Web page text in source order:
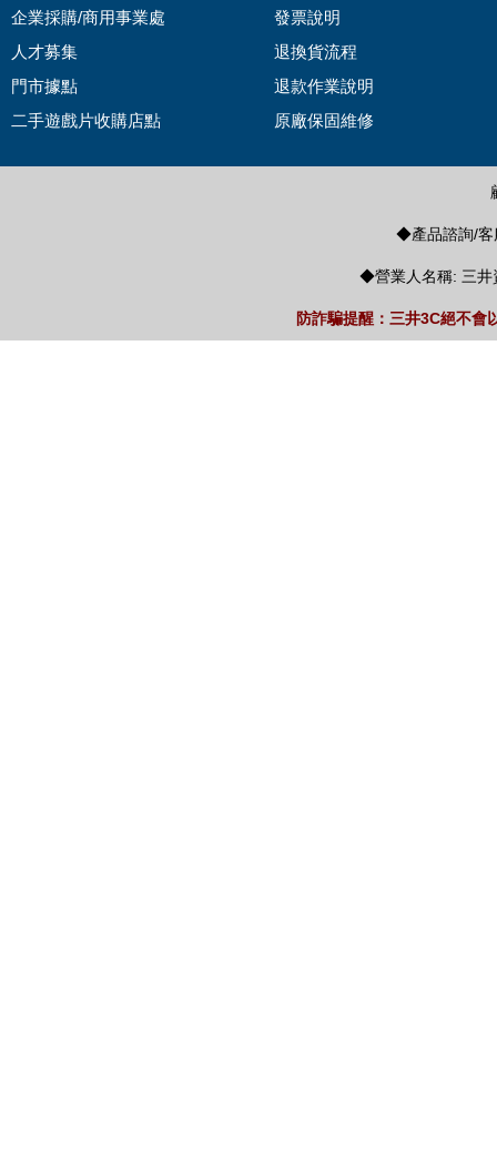
企業採購/商用事業處
人才募集
門市據點
二手遊戲片收購店點
發票說明
退換貨流程
退款作業說明
原廠保固維修
◆產品諮詢/客
◆營業人名稱: 三井
防詐騙提醒：三井3C絕不會